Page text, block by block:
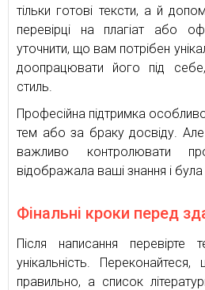
тільки готові тексти, а й
перевірці на плагіат або
уточнити, що вам потрібен
доопрацювати його під
стиль.
Професійна підтримка
тем або за браку досвіду.
важливо контролювати
відображала ваші знання і
Фінальні кроки перед
Після написання
унікальність.
правильно, а список